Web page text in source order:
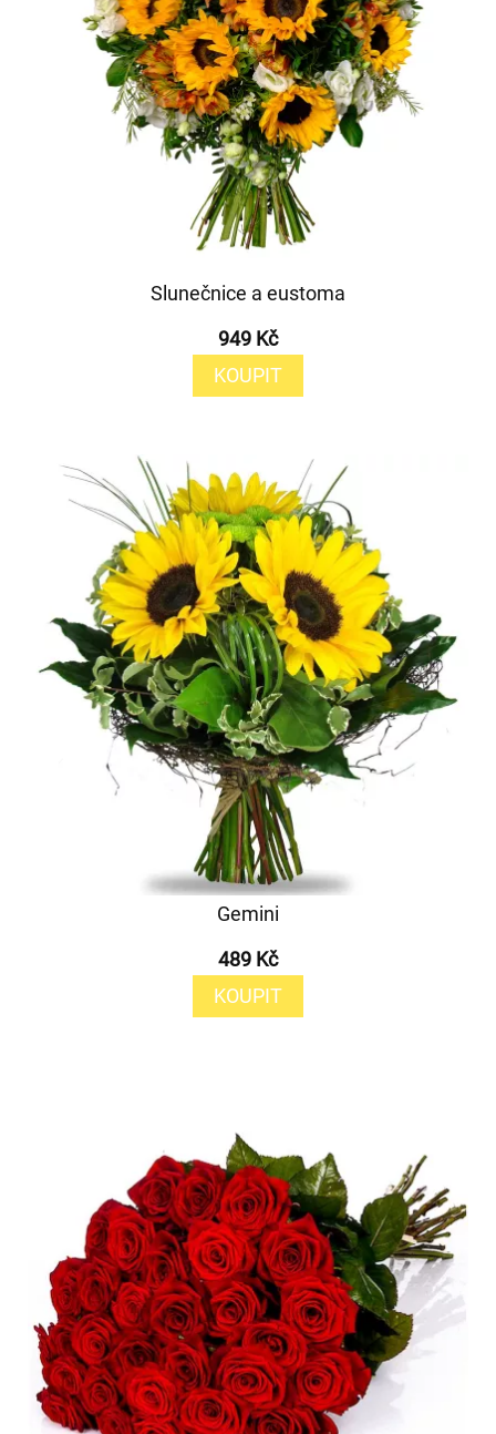
Slunečnice a eustoma
949 Kč
KOUPIT
Gemini
489 Kč
KOUPIT